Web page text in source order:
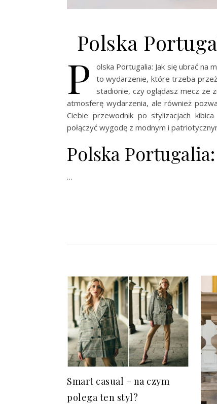
Polska
P
olska Portugalia: Jak się ubrać na
to wydarzenie, które trzeba
stadionie, czy oglądasz mecz ze
atmosferę wydarzenia, ale również
Ciebie przewodnik po stylizacjach
połączyć wygodę z modnym i
Polska
…
Smart casual – na czym
polega ten styl?